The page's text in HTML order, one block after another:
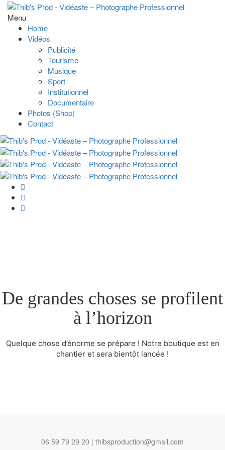
Menu
Home
Vidéos
Publicité
Tourisme
Musique
Sport
Institutionnel
Documentaire
Photos (Shop)
Contact
De grandes choses se profilent
à l’horizon
Quelque chose d’énorme se prépare ! Notre boutique est en
chantier et sera bientôt lancée !
06 59 79 29 20 | thibsproduction@gmail.com